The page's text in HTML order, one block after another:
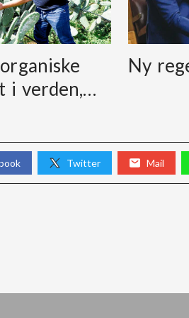
i verden,…
Ny
Twitter Mail